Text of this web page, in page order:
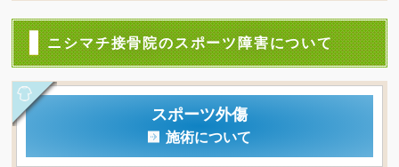
ニシマチ接骨院のスポーツ障害について
スポーツ外傷
施術について